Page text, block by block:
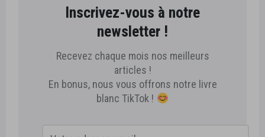
Inscrivez-vous à notre
newsletter !
Recevez chaque mois nos meilleurs
articles !
En bonus, nous vous offrons notre livre
blanc TikTok !